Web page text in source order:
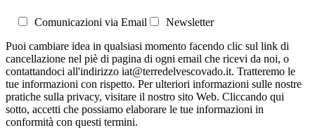
Comunicazioni via Email
Newsletter
Puoi cambiare idea in qualsiasi momento facendo clic sul link di
cancellazione nel piè di pagina di ogni email che ricevi da noi, o
contattandoci all'indirizzo iat@terredelvescovado.it. Tratteremo le
tue informazioni con rispetto. Per ulteriori informazioni sulle nostre
pratiche sulla privacy, visitare il nostro sito Web. Cliccando qui
sotto, accetti che possiamo elaborare le tue informazioni in
conformità con questi termini.